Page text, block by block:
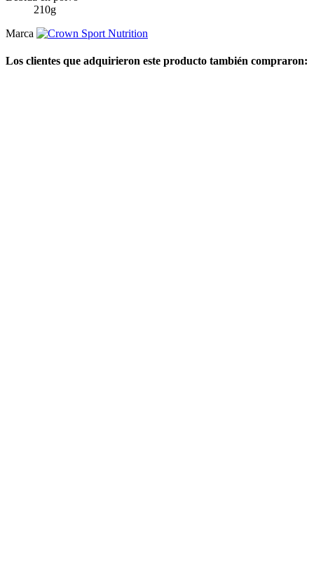
210g
Marca
Los clientes que adquirieron este producto también compraron: